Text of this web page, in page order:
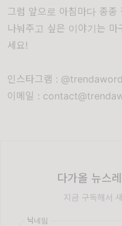
그럼 앞으로 아침마다 종종
나눠주고 싶은 이야기는
세요!
인스타그램 : @trendaword
이메일 :
다가올 뉴스
지금 구독해서
닉네임